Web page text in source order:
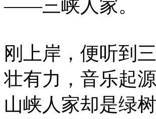
——三峡人家。
刚上岸，便听到
壮有力，音乐起
山峡人家却是绿